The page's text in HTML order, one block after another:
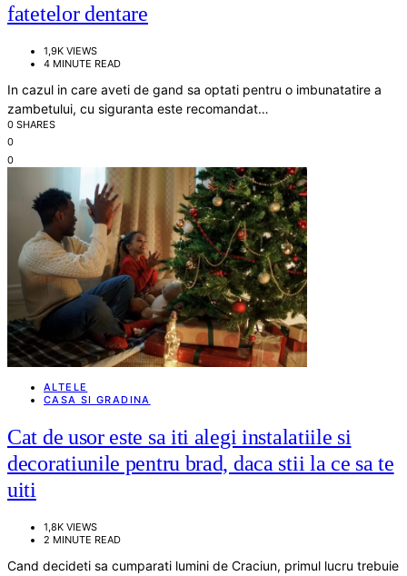
fatetelor dentare
1,9K VIEWS
4 MINUTE READ
In cazul in care aveti de gand sa optati pentru o imbunatatire a
zambetului, cu siguranta este recomandat…
0 SHARES
0
0
ALTELE
CASA SI GRADINA
Cat de usor este sa iti alegi instalatiile si
decoratiunile pentru brad, daca stii la ce sa te
uiti
1,8K VIEWS
2 MINUTE READ
Cand decideti sa cumparati lumini de Craciun, primul lucru trebuie